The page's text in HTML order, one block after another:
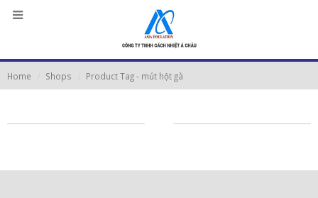
Home Shops Product Tag - mút hột gà